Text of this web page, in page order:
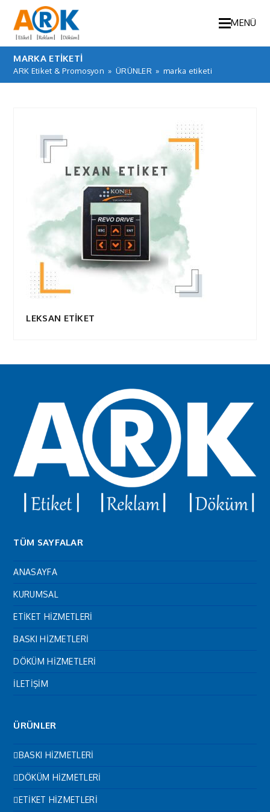
MENÜ
MARKA ETIKETI
ARK Etiket & Promosyon » ÜRÜNLER » marka etiketi
LEKSAN ETİKET
TÜM SAYFALAR
ANASAYFA
KURUMSAL
ETİKET HİZMETLERİ
BASKI HİZMETLERİ
DÖKÜM HİZMETLERİ
İLETİŞİM
ÜRÜNLER
BASKI HİZMETLERİ
DÖKÜM HİZMETLERİ
ETİKET HİZMETLERİ